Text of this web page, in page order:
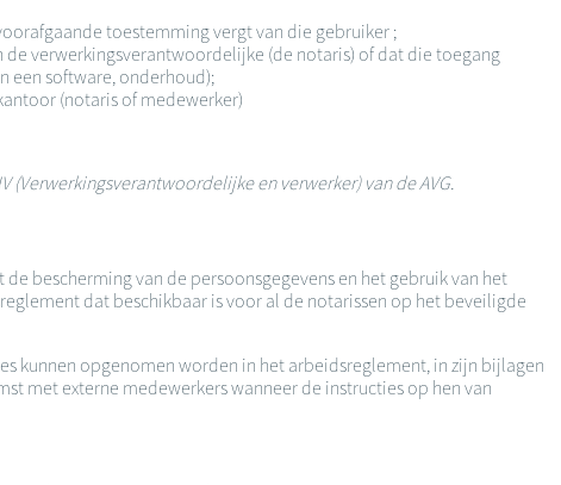
toestemming vergt van die gebruiker ;
verwerkingsverantwoordelijke (de notaris) of dat die toegang
een software, onderhoud);
(notaris of medewerker)
en verwerker) van de AVG.
bescherming van de persoonsgegevens en het gebruik van het
dat beschikbaar is voor al de notarissen op het beveiligde
kunnen opgenomen worden in het arbeidsreglement, in zijn bijlagen
met externe medewerkers wanneer de instructies op hen van